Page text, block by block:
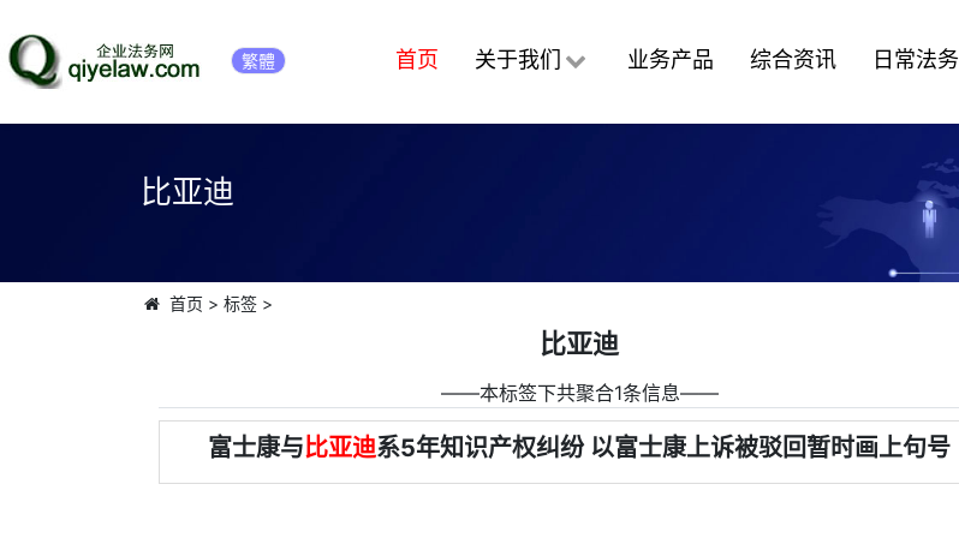
繁體 首页 关于我们 业务产品 综合资讯 日常法务
比亚迪
首页 > 标签>
比亚迪
――本标签下共聚合1条信息――
富士康与比亚迪系5年知识产权纠纷 以富士康上诉被驳回暂时画上句号